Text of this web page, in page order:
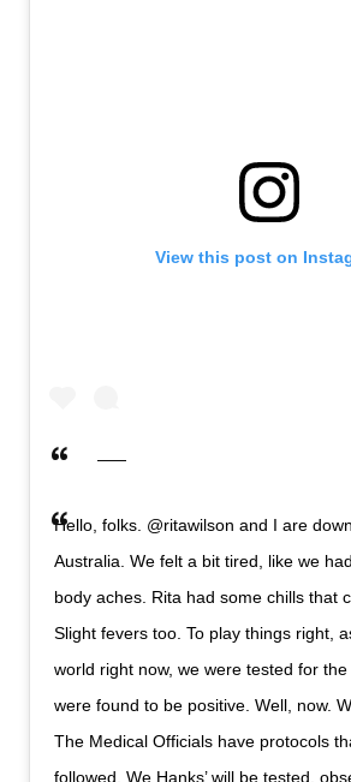
View this post on
Hello, folks. @ritawilson and I are
Australia. We felt a bit tired, like we
body aches. Rita had some chills that
Slight fevers too. To play things right,
world right now, we were tested for
were found to be positive. Well, now.
The Medical Officials have protocols
followed. We Hanks’ will be tested,